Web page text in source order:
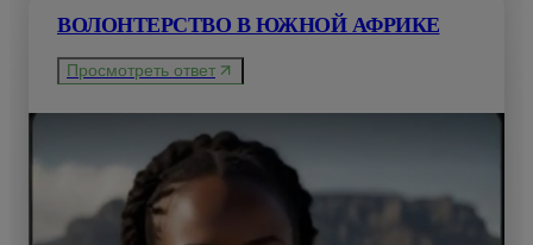
ВОЛОНТЕРСТВО В ЮЖНОЙ АФРИКЕ
Просмотреть ответ